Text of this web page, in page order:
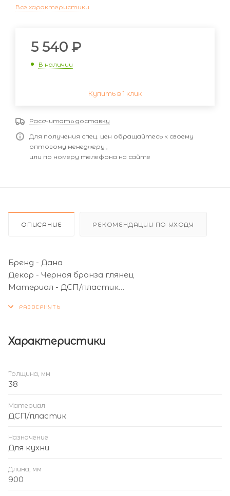
Все характеристики
5 540 ₽
В наличии
Купить в 1 клик
Рассчитать доставку
Для получения спец. цен обращайтесь к своему
оптовому менеджеру ,
или по номеру телефона на сайте
ОПИСАНИЕ РЕКОМЕНДАЦИИ ПО УХОДУ
Бренд - Дана
Декор - Черная бронза глянец
Материал - ДСП/пластик
Ширина (мм) - 900
Влагостойкость - Да
Поверхность - Глянцевая
Характеристики
Толщина, мм
38
Материал
ДСП/пластик
Назначение
Для кухни
Длина, мм
900